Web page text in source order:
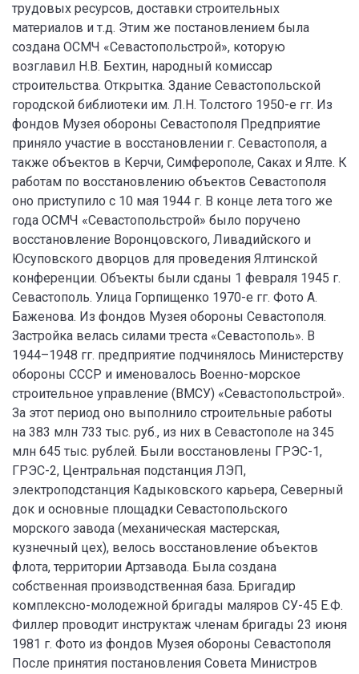
трудовых ресурсов, доставки строительных
материалов и т.д. Этим же постановлением была
создана ОСМЧ «Севастопольстрой», которую
возглавил Н.В. Бехтин, народный комиссар
строительства. Открытка. Здание Севастопольской
городской библиотеки им. Л.Н. Толстого 1950-е гг. Из
фондов Музея обороны Севастополя Предприятие
приняло участие в восстановлении г. Севастополя, а
также объектов в Керчи, Симферополе, Саках и Ялте. К
работам по восстановлению объектов Севастополя
оно приступило с 10 мая 1944 г. В конце лета того же
года ОСМЧ «Севастопольстрой» было поручено
восстановление Воронцовского, Ливадийского и
Юсуповского дворцов для проведения Ялтинской
конференции. Объекты были сданы 1 февраля 1945 г.
Севастополь. Улица Горпищенко 1970-е гг. Фото А.
Баженова. Из фондов Музея обороны Севастополя.
Застройка велась силами треста «Севастополь». В
1944–1948 гг. предприятие подчинялось Министерству
обороны СССР и именовалось Военно-морское
строительное управление (ВМСУ) «Севастопольстрой».
За этот период оно выполнило строительные работы
на 383 млн 733 тыс. руб., из них в Севастополе на 345
млн 645 тыс. рублей. Были восстановлены ГРЭС-1,
ГРЭС-2, Центральная подстанция ЛЭП,
электроподстанция Кадыковского карьера, Северный
док и основные площадки Севастопольского
морского завода (механическая мастерская,
кузнечный цех), велось восстановление объектов
флота, территории Артзавода. Была создана
собственная производственная база. Бригадир
комплексно-молодежной бригады маляров СУ-45 Е.Ф.
Филлер проводит инструктаж членам бригады 23 июня
1981 г. Фото из фондов Музея обороны Севастополя
После принятия постановления Совета Министров